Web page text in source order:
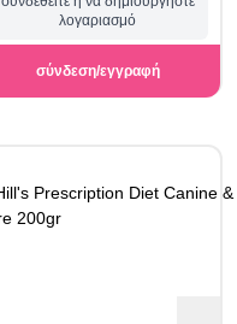
λογαριασμό
σύνδεση/εγγραφή